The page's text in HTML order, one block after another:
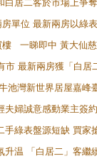
居二客於市場上
單位 最新兩房以綠
一睇即中 黃大仙
最新兩房獲「白居
池灣新世界居屋嘉峰
婦誠意感動業主簽
綠表盤源短缺 買
温 「白居二」客